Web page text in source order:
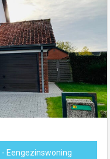
- Eengezinswoning